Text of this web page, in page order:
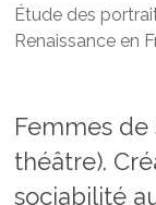
Étude des
Renaissance en
Femmes de
théâtre).
sociabilité